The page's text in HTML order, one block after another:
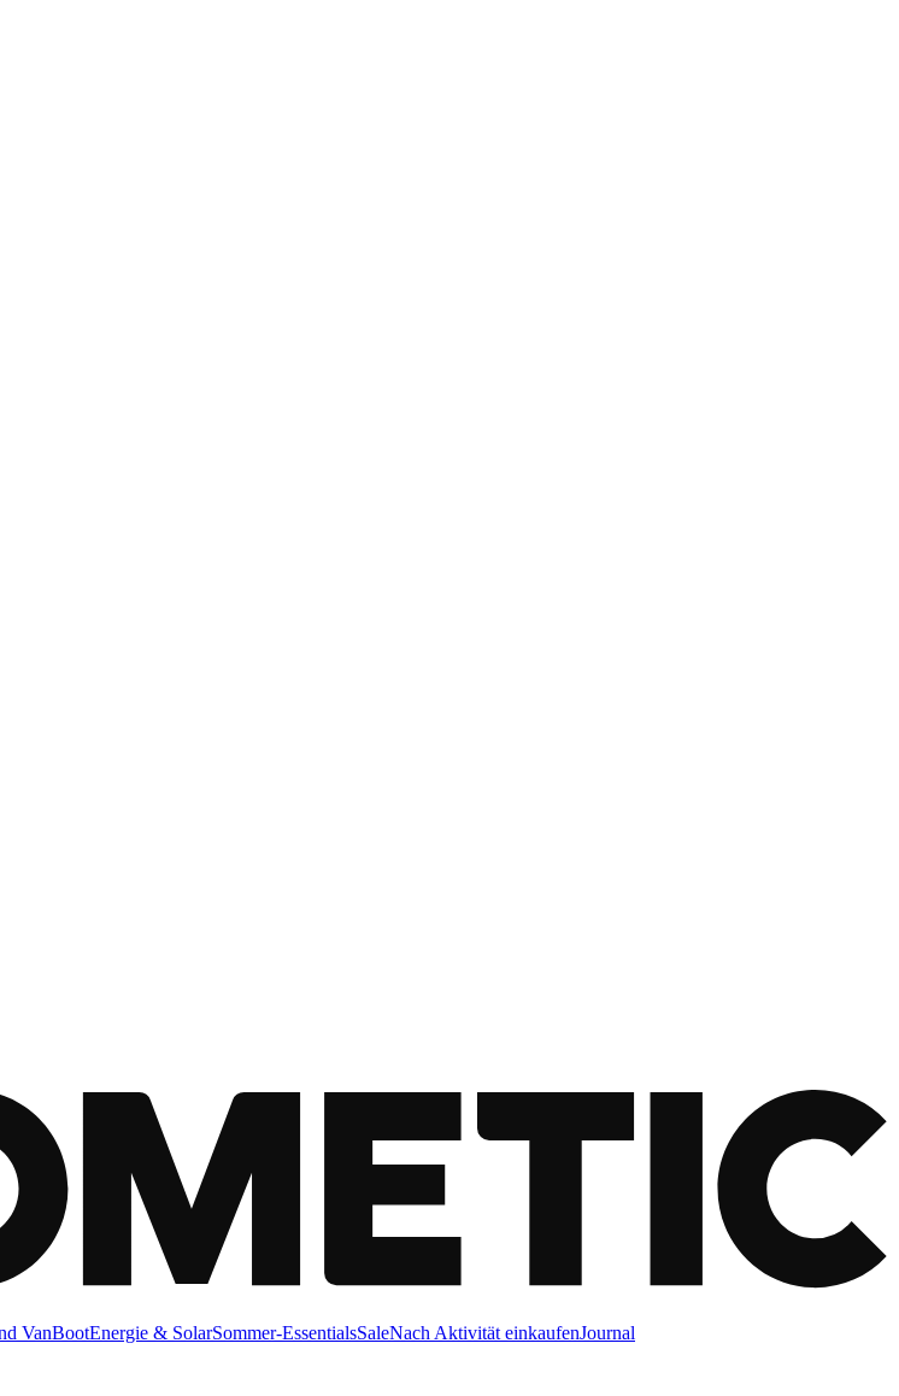
VanBootEnergie & SolarSommer-EssentialsSaleNach Aktivität einkaufenJournal